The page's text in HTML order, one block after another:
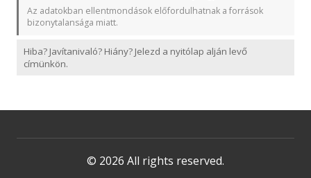
Az adatokban ellentmondások előfordulhatnak a források
bizonytalansága miatt.
Hiba? Javítanivaló? Hiány? Jelezd a nyitólap alján levő
címünkön.
© 2026 All rights reserved.